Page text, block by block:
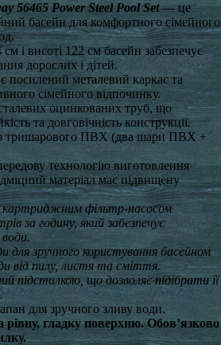
56465 Power Steel Pool Set— це
басейн для комфортного сімейного
і висоті 122 см басейн забезпечує
дорослих і дітей.
посилений металевий каркас та
сімейного відпочинку.
оцинкованих труб, що
та довговічність конструкції.
тришарового ПВХ (два шари ПВХ +
технологію виготовлення
матеріал має підвищену
картриджним фільтр-насосом
за годину, який забезпечує
для зручного користування басейном
від пилу, листя та сміття.
підстилкою, що дозволяє підібрати її
для зручного зливу води.
рівну, гладку поверхню. Обов’язково